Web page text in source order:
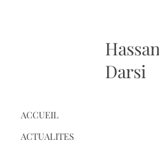
ACCUEIL
ACTUALITES
Hassan
Darsi